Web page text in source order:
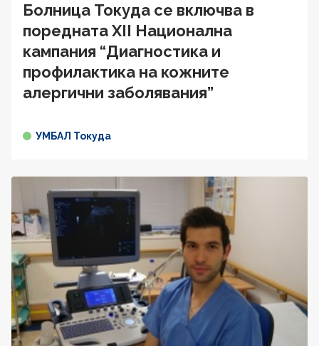
Болница Токуда се включва в
поредната XII Национална
кампания “Диагностика и
профилактика на кожните
алергични заболявания”
УМБАЛ Токуда